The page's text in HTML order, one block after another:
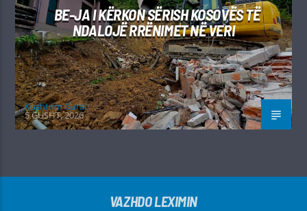
BE-JA I KËRKON SËRISH KOSOVËS TË
NDALOJË RRËNIMET NË VERI
Kushtrim Guraj
5 GUSHT, 2026
VAZHDO LEXIMIN